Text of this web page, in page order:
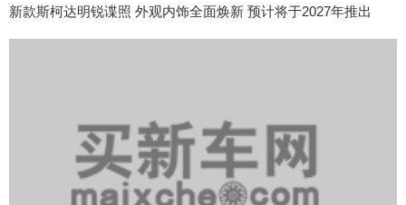
新款斯柯达明锐谍照 外观内饰全面焕新 预计将于2027年推出